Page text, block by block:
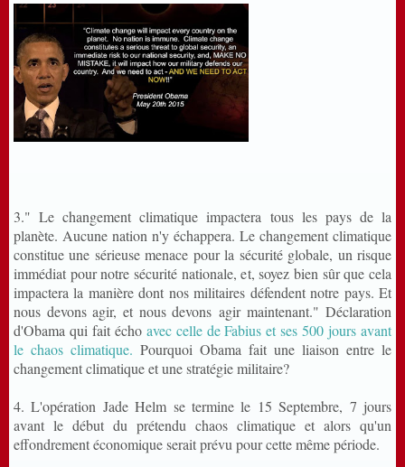
3." Le changement climatique impactera tous les pays de la
planète. Aucune nation n'y échappera. Le changement climatique
constitue une sérieuse menace pour la sécurité globale, un risque
immédiat pour notre sécurité nationale, et, soyez bien sûr que cela
impactera la manière dont nos militaires défendent notre pays. Et
nous devons agir, et nous devons agir maintenant." Déclaration
d'Obama qui fait écho avec celle de Fabius et ses 500 jours avant
le chaos climatique. Pourquoi Obama fait une liaison entre le
changement climatique et une stratégie militaire?
4. L'opération Jade Helm se termine le 15 Septembre, 7 jours
avant le début du prétendu chaos climatique et alors qu'un
effondrement économique serait prévu pour cette même période.